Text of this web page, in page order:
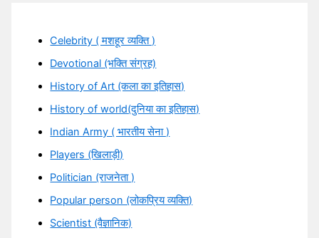
Celebrity ( मशहूर व्यक्ति )
Devotional (भक्ति संग्रह)
History of Art (कला का इतिहास)
History of world(दुनिया का इतिहास)
Indian Army ( भारतीय सेना )
Players (खिलाड़ी)
Politician (राजनेता )
Popular person (लोकप्रिय व्यक्ति)
Scientist (वैज्ञानिक)